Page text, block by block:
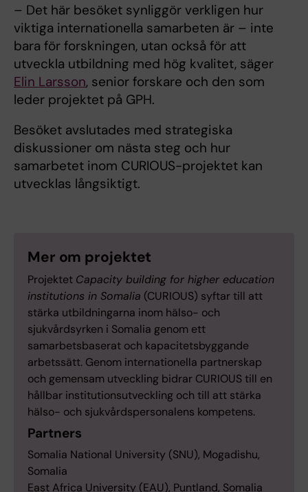
– Det här besöket synliggör verkligen hur
viktiga internationella samarbeten är – inte
bara för forskningen, utan också för att
utveckla utbildning med hög kvalitet, säger
Elin Larsson, senior forskare och den som
leder projektet på GPH.
Besöket avslutades med strategiska
diskussioner om nästa steg och hur
samarbetet inom CURIOUS-projektet kan
utvecklas långsiktigt.
Mer om projektet
Projektet Capacity building for higher education
institutions in Somalia (CURIOUS) syftar till att
stärka utbildningarna inom hälso- och
sjukvårdsyrken i Somalia genom ett
samarbetsbaserat och kapacitetsbyggande
arbetssätt. Genom internationella partnerskap
och gemensam utveckling bidrar CURIOUS till en
hållbar institutionsutveckling och till att stärka
hälso- och sjukvårdspersonalens kompetens.
Partners
Somalia National University (SNU), Mogadishu,
Somalia
East Africa University (EAU), Puntland, Somalia